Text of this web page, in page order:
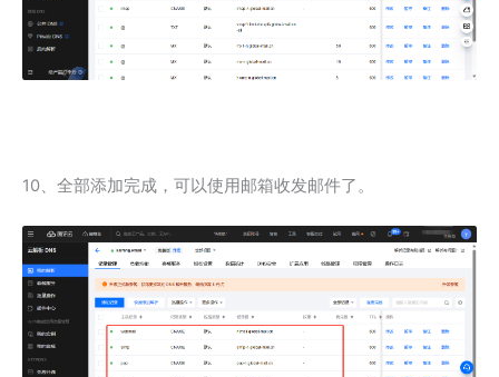
10、全部添加完成，可以使用邮箱收发邮件了。